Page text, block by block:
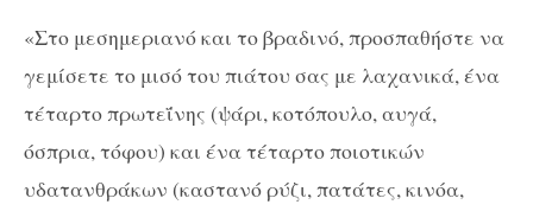
«Στο μεσημεριανό και το βραδινό, προσπαθήστε να
γεμίσετε το μισό του πιάτου σας με λαχανικά, ένα
τέταρτο πρωτεΐνης (ψάρι, κοτόπουλο, αυγά,
όσπρια, τόφου) και ένα τέταρτο ποιοτικών
υδατανθράκων (καστανό ρύζι, πατάτες, κινόα,